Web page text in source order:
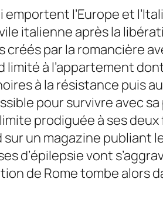
l’Europe et
italienne après la
par la romancière
à l’appartement
à la résistance puis
pour survivre avec
prodiguée à ses deux
sur un magazine
d’épilepsie vont
de Rome tombe alors